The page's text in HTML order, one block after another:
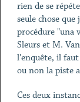
rien de se
seule chose
procédure "una
Sleurs et M.
l'enquête, il
ou non la piste
Ces deux